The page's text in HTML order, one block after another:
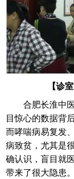
【诊
合肥长淮中
目惊心的数据背
而哮喘病易复发
病致贫，尤其是
确认识，盲目就
带来了很大隐患。